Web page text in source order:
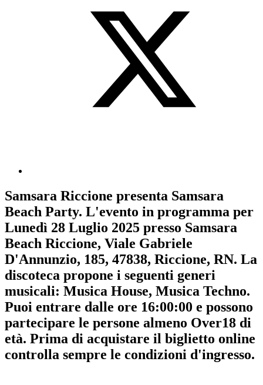
Samsara Riccione presenta Samsara
Beach Party. L'evento in programma per
Lunedì 28 Luglio 2025 presso Samsara
Beach Riccione, Viale Gabriele
D'Annunzio, 185, 47838, Riccione, RN. La
discoteca propone i seguenti generi
musicali: Musica House, Musica Techno.
Puoi entrare dalle ore 16:00:00 e possono
partecipare le persone almeno Over18 di
età. Prima di acquistare il biglietto online
controlla sempre le condizioni d'ingresso.